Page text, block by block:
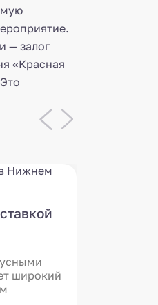
— залог
«Красная
широкий